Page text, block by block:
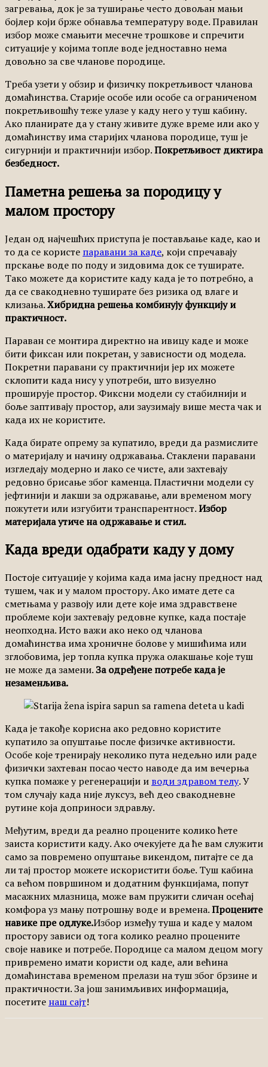
загревања, док је за туширање често довољан мањи
бојлер који брже обнавља температуру воде. Правилан
избор може смањити месечне трошкове и спречити
ситуације у којима топле воде једноставно нема
довољно за све чланове породице.
Треба узети у обзир и физичку покретљивост чланова
домаћинства. Старије особе или особе са ограниченом
покретљивошћу теже улазе у каду него у туш кабину.
Ако планирате да у стану живите дуже време или ако у
домаћинству има старијих чланова породице, туш је
сигурнији и практичнији избор.Покретљивост диктира
безбедност.
Паметна решења за породицу у
малом простору
Један од најчешћих приступа је постављање каде, као и
то да се користе паравани за каде, који спречавају
прскање воде по поду и зидовима док се туширате.
Тако можете да користите каду када је то потребно, а
да се свакодневно туширате без ризика од влаге и
клизања.Хибридна решења комбинују функцију и
практичност.
Параван се монтира директно на ивицу каде и може
бити фиксан или покретан, у зависности од модела.
Покретни паравани су практичнији јер их можете
склопити када нису у употреби, што визуелно
проширује простор. Фиксни модели су стабилнији и
боље заптивају простор, али заузимају више места чак и
када их не користите.
Када бирате опрему за купатило, вреди да размислите
о материјалу и начину одржавања. Стаклени паравани
изгледају модерно и лако се чисте, али захтевају
редовно брисање због каменца. Пластични модели су
јефтинији и лакши за одржавање, али временом могу
пожутети или изгубити транспарентност.Избор
материјала утиче на одржавање и стил.
Када вреди одабрати каду у дому
Постоје ситуације у којима када има јасну предност над
тушем, чак и у малом простору. Ако имате дете са
сметњама у развоју или дете које има здравствене
проблеме који захтевају редовне купке, када постаје
неопходна. Исто важи ако неко од чланова
домаћинства има хроничне болове у мишићима или
зглобовима, јер топла купка пружа олакшање које туш
не може да замени.За одређене потребе када је
незаменљива.
Када је такође корисна ако редовно користите
купатило за опуштање после физичке активности.
Особе које тренирају неколико пута недељно или раде
физички захтеван посао често наводе да им вечерња
купка помаже у регенерацији и води здравом телу. У
том случају када није луксуз, већ део свакодневне
рутине која доприноси здрављу.
Међутим, вреди да реално процените колико ћете
заиста користити каду. Ако очекујете да ће вам служити
само за повремено опуштање викендом, питајте се да
ли тај простор можете искористити боље. Туш кабина
са већом површином и додатним функцијама, попут
масажних млазница, може вам пружити сличан осећај
комфора уз мању потрошњу воде и времена.Процените
навике пре одлуке.Избор између туша и каде у малом
простору зависи од тога колико реално процените
своје навике и потребе. Породице са малом децом могу
привремено имати користи од каде, али већина
домаћинстава временом прелази на туш због брзине и
практичности. За још занимљивих информација,
посетите наш сајт!